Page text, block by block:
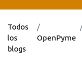
Todos
los
blogs
OpenPyme